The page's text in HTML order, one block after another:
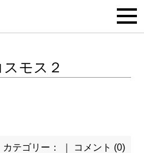
モス２
テゴリー： ｜ コメント (0)